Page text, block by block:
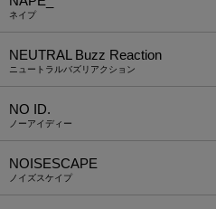
ネイプ
NEUTRAL Buzz Reaction
ニュートラルバズリアクション
NO ID.
ノーアイディー
NOISESCAPE
ノイズスケイプ